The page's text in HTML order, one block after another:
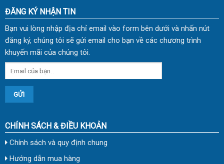
ĐĂNG KÝ NHẬN TIN
Bạn vui lòng nhập địa chỉ email vào form bên dưới và nhấn nút
đăng ký, chúng tôi sẽ gửi email cho bạn về các chương trình
khuyến mãi của chúng tôi.
CHÍNH SÁCH & ĐIỀU KHOẢN
Chính sách và quy định chung
Hướng dẫn mua hàng